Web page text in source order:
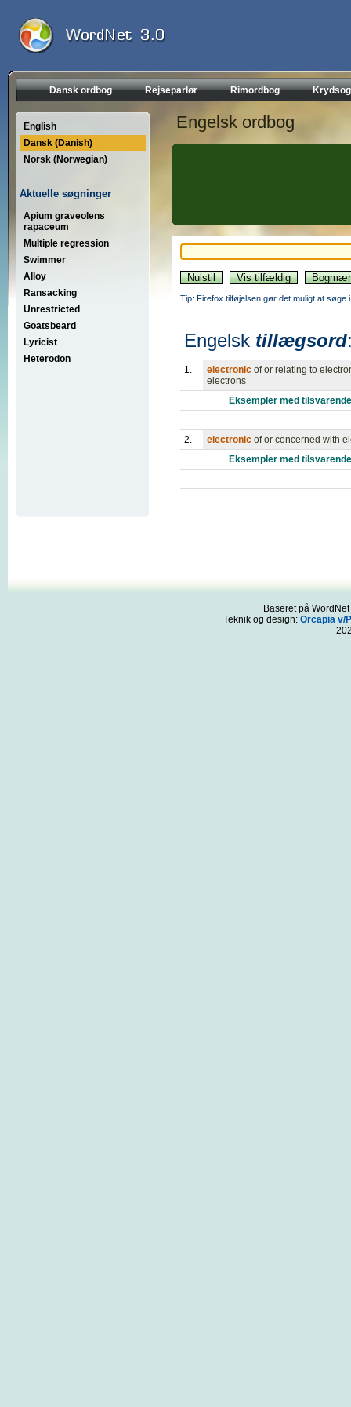
Dansk ordbog Rejseparlør Rimordbog
English
Dansk (Danish)
Norsk (Norwegian)
Aktuelle søgninger
Apium graveolens
rapaceum
Multiple regression
Swimmer
Alloy
Ransacking
Unrestricted
Goatsbeard
Lyricist
Heterodon
Engelsk ordbog
Tip: Firefox tilføjelsen gør det muligt at søge
Engelsk tillægsord
1. electronic of or relating to
electrons
Eksempler med
2. electronic of or concerned with
Eksempler med
Baseret på
Teknik og design: Orcapia v/